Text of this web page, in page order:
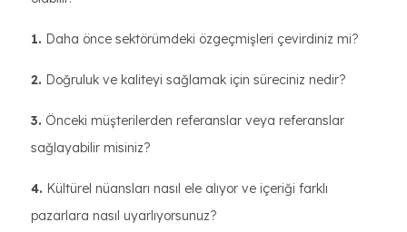
1. Daha önce sektörümdeki özgeçmişleri çevirdiniz mi?
2. Doğruluk ve kaliteyi sağlamak için süreciniz nedir?
3. Önceki müşterilerden referanslar veya referanslar
sağlayabilir misiniz?
4. Kültürel nüansları nasıl ele alıyor ve içeriği farklı
pazarlara nasıl uyarlıyorsunuz?